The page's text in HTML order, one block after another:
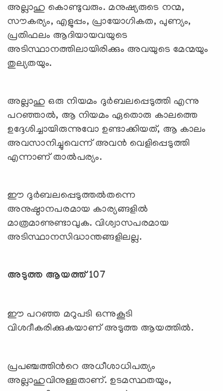
അല്ലാഹു കൊണ്ടുവരും. മനുഷ്യരുടെ നന്മ,
സൗകര്യം, എളുപ്പം, പ്രായോഗികത, പുണ്യം,
പ്രതിഫലം ആദിയായവയുടെ
അടിസ്ഥാനത്തിലായിരിക്കും അവയുടെ മേന്മയും
തുല്യതയും.
അല്ലാഹു ഒരു നിയമം ദുര്‍ബലപ്പെടുത്തി എന്നു
പറഞ്ഞാല്‍, ആ നിയമം ഏതൊരു കാലത്തെ
ഉദ്ദേശിച്ചായിരുന്നുവോ ഉണ്ടാക്കിയത്, ആ കാലം
അവസാനിച്ചുവെന്ന് അവന്‍ വെളിപ്പെടുത്തി
എന്നാണ് താല്‍പര്യം.
ഈ ദുര്‍ബലപ്പെടുത്തല്‍തന്നെ
അനുഷ്ഠാനപരമായ കാര്യങ്ങളില്‍
മാത്രമാണുണ്ടാവുക. വിശ്വാസപരമായ
അടിസ്ഥാനസിദ്ധാന്തങ്ങളിലല്ല.
അടുത്ത ആയത്ത് 107
ഈ പറഞ്ഞ മറുപടി ഒന്നുകൂടി
വിശദീകരിക്കുകയാണ് അടുത്ത ആയത്തില്‍.
പ്രപഞ്ചത്തിന്‍റെ അധീശാധിപത്യം
അല്ലാഹുവിനുള്ളതാണ്. ഉടമസ്ഥതയും,